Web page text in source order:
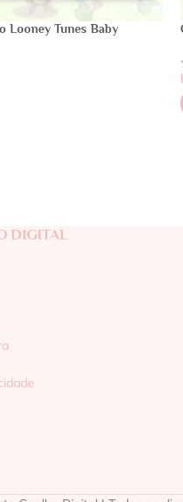
Looney Tunes Baby
DIGITAL